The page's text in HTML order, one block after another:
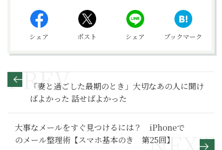
シェア ポスト シェア ブックマーク
「妻と過ごした最期のとき」大切なあの人に聞け
ばよかった 話せばよかった
大事なメールをすぐ見つけるには？ iPhoneで
のメール整理術【スマホ基本のき 第25回】